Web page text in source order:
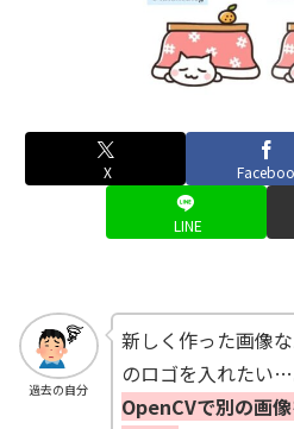
X
LINE
過去の自分
新しく作った画像
のロゴを入れたい…
OpenCVで別の画